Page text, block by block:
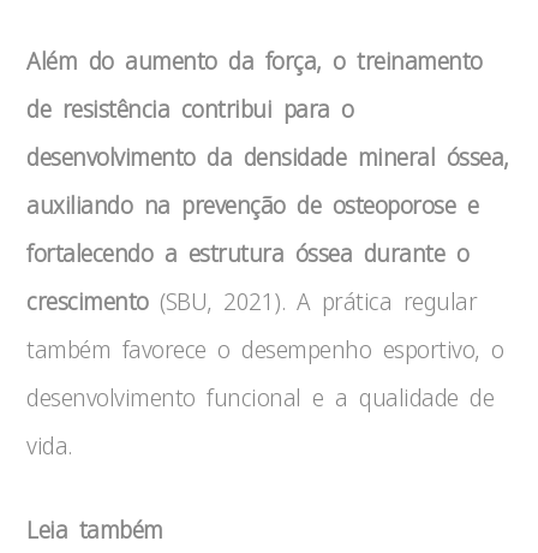
Além do aumento da força, o treinamento
de resistência contribui para o
desenvolvimento da densidade mineral óssea,
auxiliando na prevenção de osteoporose e
fortalecendo a estrutura óssea durante o
crescimento(SBU, 2021). A prática regular
também favorece o desempenho esportivo, o
desenvolvimento funcional e a qualidade de
vida.
Leia também